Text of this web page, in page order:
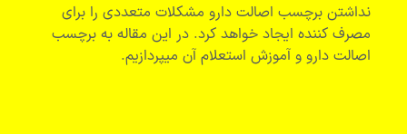
نداشتن برچسب اصالت دارو مشکلات متعددی را برای
مصرف کننده ایجاد خواهد کرد. در این مقاله به برچسب
اصالت دارو و آموزش استعلام آن میپردازیم.